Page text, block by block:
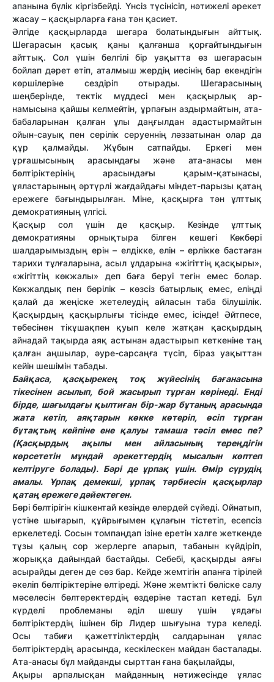
апанына бүлік кіргізбейді. Үнсіз түсінісіп, нәтижелі әрекет
жасау – қасқырларға ғана тән қасиет.
Әлгіде қасқырларда шегара болатындығын айттық.
Шегарасын қасық қаны қалғанша қорғайтындығын
айттық. Сол үшін белгілі бір уақытта өз шегарасын
бойлап дәрет етіп, аталмыш жердің иесінің бар екендігін
көршілеріне сездіріп отырады. Шегарасының
шеңберінде, тектік мүддесі мен қасқырлық ар-
намысына қайшы келмейтін, ұрпағын аздырмайтын, ата-
бабаларынан қалған ұлы даңғылдан адастырмайтын
ойын-сауық пен серілік серуеннің ләззатынан олар да
құр қалмайды. Жұбын сатпайды. Еркегі мен
ұрғашысының арасындағы және ата-анасы мен
бөлтіріктерінің арасындағы қарым-қатынасы,
ұяластарының әртүрлі жағдайдағы міндет-парызы қатаң
ережеге бағындырылған. Міне, қасқырға тән ұлттық
демократияның үлгісі.
Қасқыр сол үшін де қасқыр. Кезінде ұлттық
демократияны орнықтыра білген кешегі Көкбөрі
шалдарымыздың ерін – елдікке, елін – ерлікке бастаған
тарихи тұлғаларына, асыл ұлдарына «жігіттің қасқыры»,
«жігіттің көкжалы» деп баға беруі тегін емес болар.
Көкжалдық пен бөрілік – көзсіз батырлық емес, еліңді
қалай да жеңіске жетелеудің айласын таба білушілік.
Қасқырдың қасқырлығы тісінде емес, ісінде! Әйтпесе,
төбесінен тікұшақпен қуып келе жатқан қасқырдың
айнадай тақырда аяқ астынан адастырып кеткеніне таң
қалған аңшылар, әуре-сарсаңға түсіп, біраз уақыттан
кейін шешімін табады.
Байқаса, қасқырекең тоқ жүйесінің бағанасына
тікесінен асылып, бой жасырып тұрған көрінеді. Енді
бірде, шағылдағы қылтиған бір-жар бұтаның арасында
жата кетіп, аяқтарын көкке көтеріп, өсіп тұрған
бұтақтың кейпіне ене қалуы тамаша тәсіл емес пе?
(Қасқырдың ақылы мен айласының тереңдігін
көрсететін мұндай әрекеттердің мысалын көптеп
келтіруге болады). Бәрі де ұрпақ үшін. Өмір сүрудің
амалы. Ұрпақ демекші, ұрпақ тәрбиесін қасқырлар
қатаң ережеге дәйектеген.
Бөрі бөлтірігін кішкентай кезінде өлердей сүйеді. Ойнатып,
үстіне шығарып, құйрығымен құлағын тістетіп, есепсіз
еркелетеді. Сосын томпаңдап ізіне еретін халге жеткенде
тұзы қалың сор жерлерге апарып, табанын күйдіріп,
жорыққа дайындай бастайды. Себебі, қасқырды аяғы
асырайды деген де сөз бар. Кейде жемтігін апанға тірілей
әкеліп бөлтіріктеріне өлтіреді. Және жемтікті бөліске салу
мәселесін бөлтеректердің өздеріне тастап кетеді. Бұл
күрделі проблеманы әділ шешу үшін ұядағы
бөлтіріктердің ішінен бір Лидер шығуына тура келеді.
Осы табиғи қажеттіліктердің салдарынан ұялас
бөлтіріктердің арасында, кескілескен майдан басталады.
Ата-анасы бұл майданды сырттан ғана бақылайды,
Ақыры арпалысқан майданның нәтижесінде ұялас